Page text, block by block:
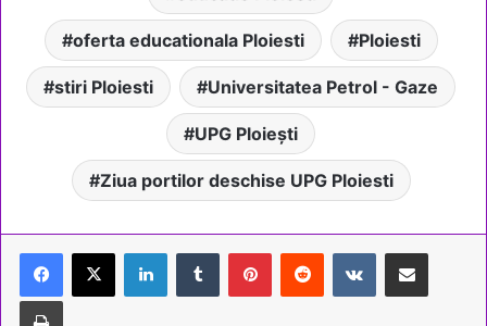
oferta educationala Ploiesti Ploiesti
stiri Ploiesti Universitatea Petrol - Gaze
UPG Ploiești
Ziua portilor deschise UPG Ploiesti
LinkedInTumblr PinterestReddit VKontakteShare via Email
Tipărește